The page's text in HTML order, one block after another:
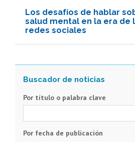
Los desafíos de hablar
salud mental en la era de
redes sociales
Por título o palabra clave